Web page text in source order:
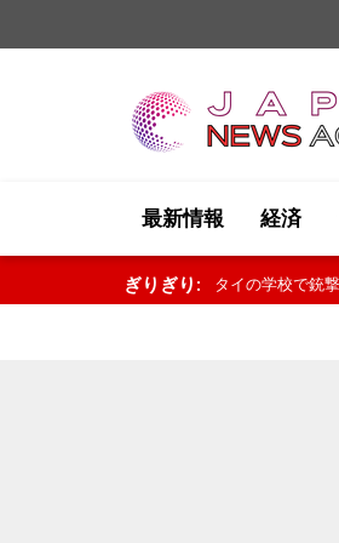
最新情報 経済
ぎりぎり: タイの学校で銃